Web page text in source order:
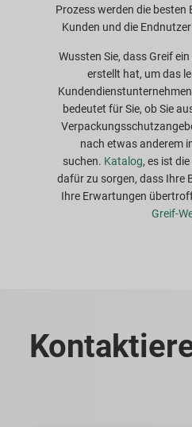
Prozess werden die besten
Kunden und die
Wussten Sie, dass Greif
erstellt hat, um das
bedeutet für Sie, ob Sie
nach etwas anderem
suchen. Katalog, es ist
dafür zu sorgen, dass Ihre
Ihre Erwartungen
Greif-